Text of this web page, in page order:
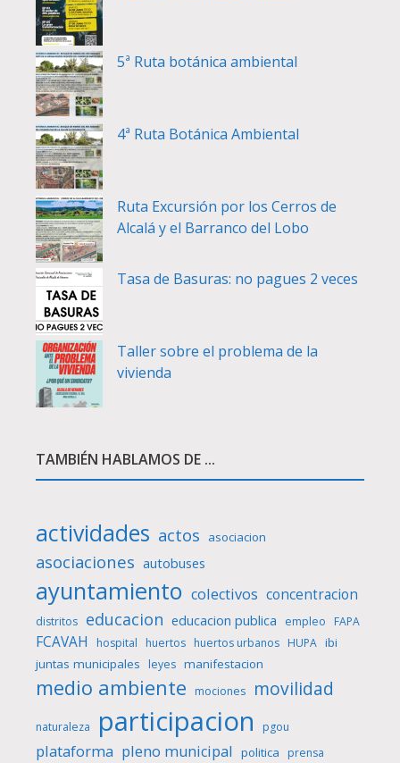
5ª Ruta botánica ambiental
4ª Ruta Botánica Ambiental
Ruta Excursión por los Cerros de
Alcalá y el Barranco del Lobo
Tasa de Basuras: no pagues 2 veces
Taller sobre el problema de la
vivienda
TAMBIÉN HABLAMOS DE ...
actividades actos asociacion
asociaciones autobuses
ayuntamiento colectivos concentracion
distritos educacion educacion publica empleo FAPA
FCAVAH hospital huertos huertos urbanos HUPA ibi
juntas municipales
leyes manifestacion
medio ambiente mociones movilidad
naturaleza participacion pgou
plataforma pleno municipal politica prensa